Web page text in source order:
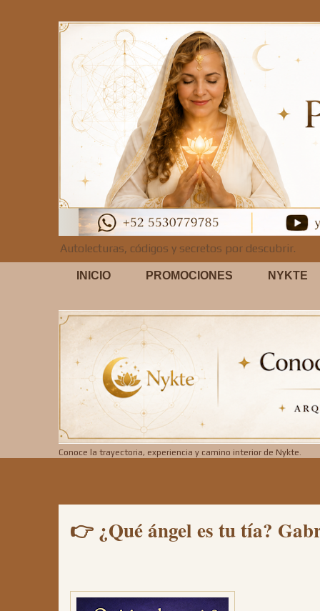
Autolecturas, códigos y secretos por descubrir.
INICIO PROMOCIONES NYKTE
Conoce la trayectoria, experiencia y camino interior de Nykte.
👉 ¿Qué ángel es tu tía?